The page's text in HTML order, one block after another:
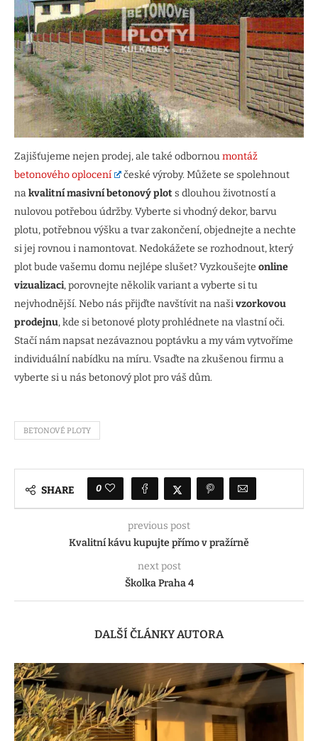
Zajišťujeme nejen prodej, ale také odbornoumontáž
betonového oplocení
české výroby. Můžete se spolehnout
nakvalitní masivní betonový plots dlouhou životností a
nulovou potřebou údržby. Vyberte si vhodný dekor, barvu
plotu, potřebnou výšku a tvar zakončení, objednejte a nechte
si jej rovnou i namontovat. Nedokážete se rozhodnout, který
plot bude vašemu domu nejlépe slušet? Vyzkoušejte online
vizualizaci, porovnejte několik variant a vyberte si tu
nejvhodnější. Nebo nás přijďte navštívit na našivzorkovou
prodejnu, kde si betonové ploty prohlédnete na vlastní oči.
Stačí nám napsat nezávaznou poptávku a my vám vytvoříme
individuální nabídku na míru. Vsaďte na zkušenou firmu a
vyberte si u nás betonový plot pro váš dům.
BETONOVÉ PLOTY
SHARE 0
previous post
Kvalitní kávu kupujte přímo v pražírně
next post
Školka Praha 4
DALŠÍ ČLÁNKY AUTORA